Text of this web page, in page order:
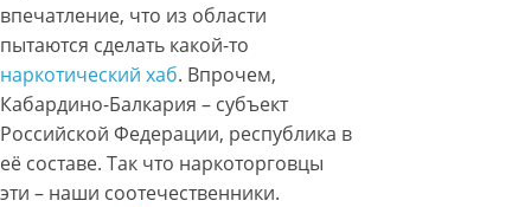
впечатление, что из области
пытаются сделать какой-то
наркотический хаб. Впрочем,
Кабардино-Балкария – субъект
Российской Федерации, республика в
её составе. Так что наркоторговцы
эти – наши соотечественники.